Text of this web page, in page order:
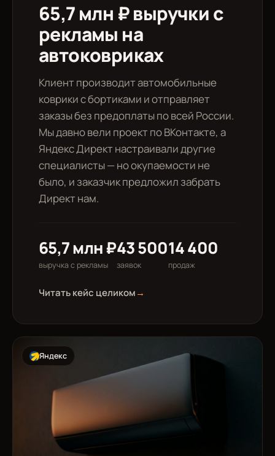
65,7 млн ₽ выручки с
рекламы на
автоковриках
Клиент производит автомобильные
коврики с бортиками и отправляет
заказы без предоплаты по всей России.
Мы давно вели проект по ВКонтакте, а
Яндекс Директ настраивали другие
специалисты — но окупаемости не
было, и заказчик предложил забрать
Директ нам.
65,7 млн ₽
выручка с рекламы
43 500
заявок
14 400
продаж
Читать кейс целиком→
Яндекс